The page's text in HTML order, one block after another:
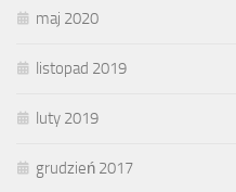
maj 2020
listopad 2019
luty 2019
grudzień 2017